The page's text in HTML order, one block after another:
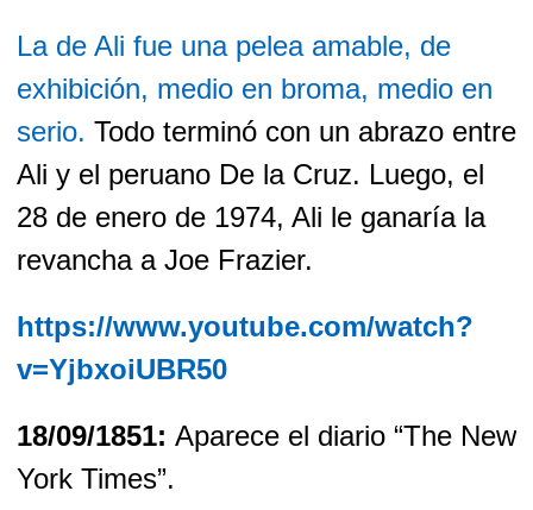
La de Ali fue una pelea amable, de
exhibición, medio en broma, medio en
serio. Todo terminó con un abrazo entre
Ali y el peruano De la Cruz. Luego, el
28 de enero de 1974, Ali le ganaría la
revancha a Joe Frazier.
https://www.youtube.com/watch?
v=YjbxoiUBR50
18/09/1851: Aparece el diario “The New
York Times”.